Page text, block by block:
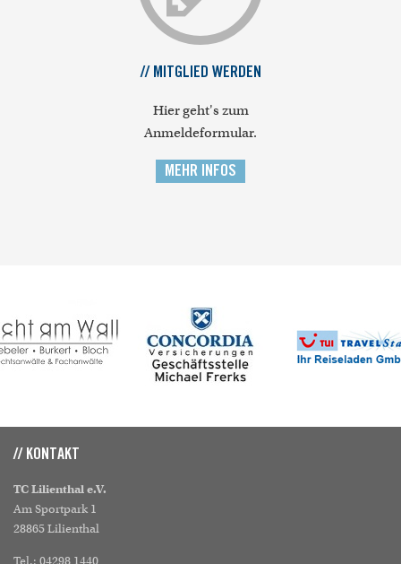
// MITGLIED WERDEN
Hier geht's zum
Anmeldeformular.
MEHR INFOS
// KONTAKT
TC Lilienthal e.V.
Am Sportpark 1
28865 Lilienthal